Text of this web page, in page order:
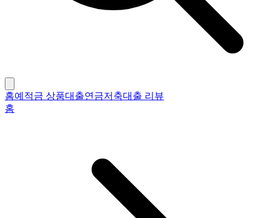
홈예적금 상품대출연금저축대출 리뷰
홈